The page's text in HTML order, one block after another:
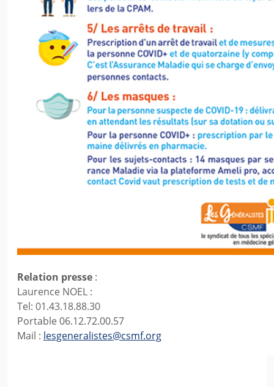
Relation presse :
Laurence NOEL :
Tel: 01.43.18.88.30
Portable 06.12.72.00.57
Mail : lesgeneralistes@csmf.org